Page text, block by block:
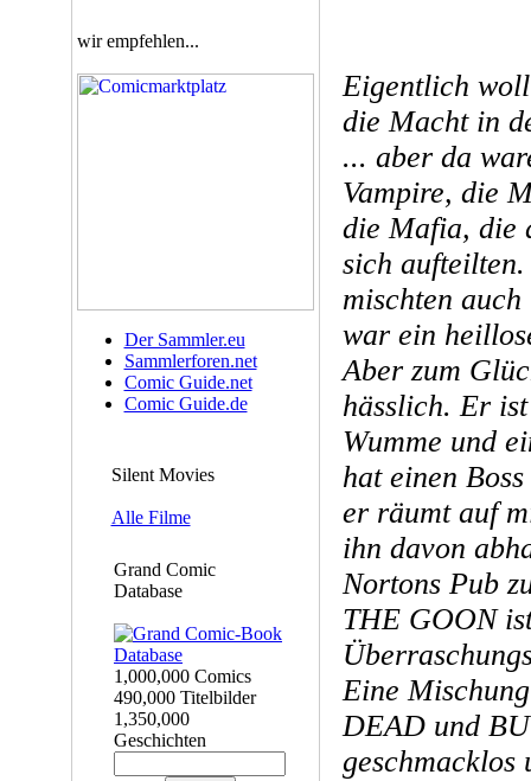
wir empfehlen...
Der Sammler.eu
Sammlerforen.net
Comic Guide.net
Comic Guide.de
Silent Movies
Alle Filme
Grand Comic
Database
1,000,000 Comics
490,000 Titelbilder
1,350,000
Geschichten
Eigentlich
die Macht in
... aber da
Vampire, die
die Mafia, die
sich
mischten
war ein
Aber zum
hässlich. Er
Wumme und
hat einen
er räumt auf
ihn davon
Nortons Pub
THE GOON
Eine
DEAD und
geschmacklos